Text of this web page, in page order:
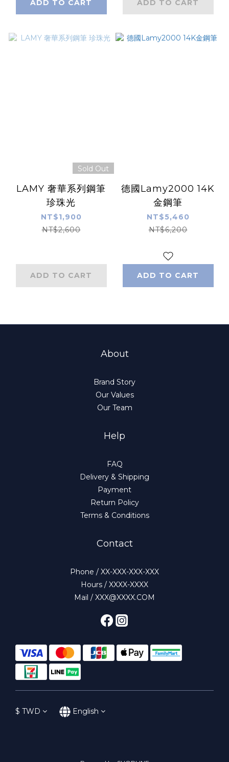
ADD TO CART ADD TO CART
Sold Out
LAMY 奢華系列鋼筆
珍珠光
NT$1,900
NT$2,600
ADD TO CART
德國Lamy2000 14K
金鋼筆
NT$5,460
NT$6,200
ADD TO CART
About
Brand Story
Our Values
Our Team
Help
FAQ
Delivery & Shipping
Payment
Return Policy
Terms & Conditions
Contact
Phone / XX-XXX-XXX-XXX
Hours / XXXX-XXXX
Mail / XXX@XXXX.COM
$ TWD English